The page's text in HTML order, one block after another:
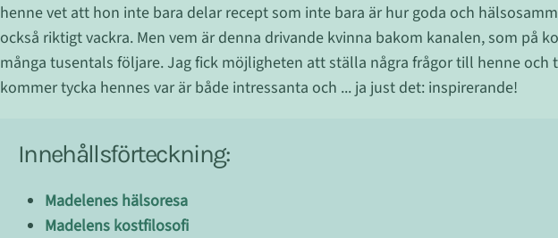
henne vet att hon inte bara delar recept som inte bara är hur goda och
också riktigt vackra. Men vem är denna drivande kvinna bakom kanalen, som på
många tusentals följare. Jag fick möjligheten att ställa några frågor till henne och
kommer tycka hennes var är både intressanta och ... ja just det: inspirerande!
Innehållsförteckning:
Madelenes hälsoresa
Madelens kostfilosofi